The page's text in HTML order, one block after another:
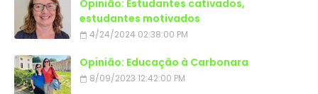
Opinião: Estudantes cativados,
estudantes motivados
4/24/2024 02:38:00 PM
Opinião: Educação à Carbonara
8/09/2023 12:42:00 PM